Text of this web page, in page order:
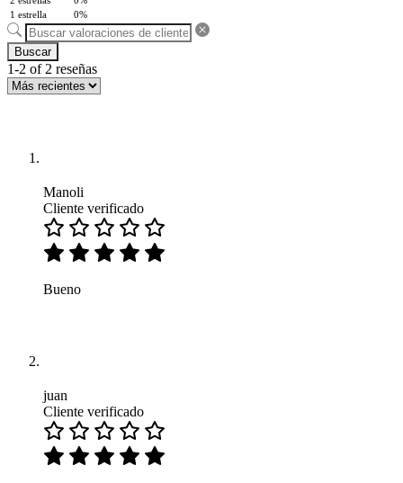
1 estrella
0%
Buscar
1-2 of 2 reseñas
Manoli
Cliente verificado
Bueno
juan
Cliente verificado